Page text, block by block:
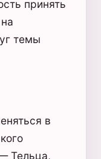
принять
темы
в
Тельца,